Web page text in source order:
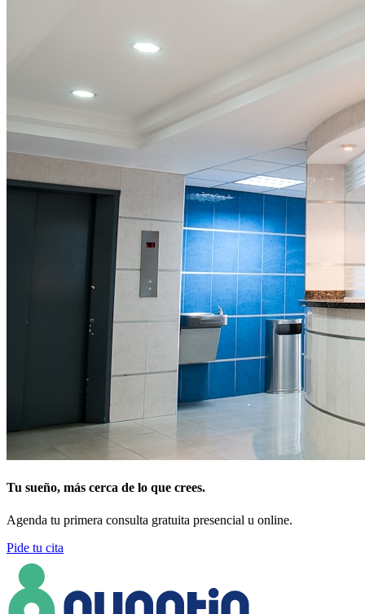
Tu sueño, más cerca de lo que crees.
Agenda tu primera consulta gratuita presencial u online.
Pide tu cita